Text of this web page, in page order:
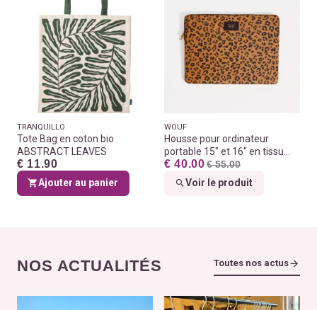
TRANQUILLO
Tote Bag en coton bio
ABSTRACT LEAVES
€ 11.90
Ajouter au panier
WOUF
Housse pour ordinateur
portable 15" et 16" en tissu
100% recyclés
€ 40.00 € 55.00
Voir le produit
NOS ACTUALITÉS Toutes nos actus